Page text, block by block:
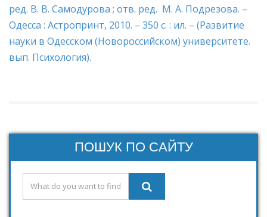
ред. В. В. Самодурова ; отв. ред. М. А. Подрезова. –
Одесса : Астропринт, 2010. – 350 с. : ил. – (Развитие
науки в Одесском (Новороссийском) университете.
вып. Психология).
ПОШУК ПО САЙТУ